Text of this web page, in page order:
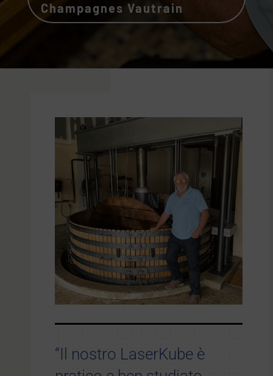
Champagnes Vautrain
“Il nostro LaserKube è